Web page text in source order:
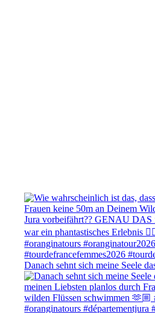
Danach sehnt sich meine Seele